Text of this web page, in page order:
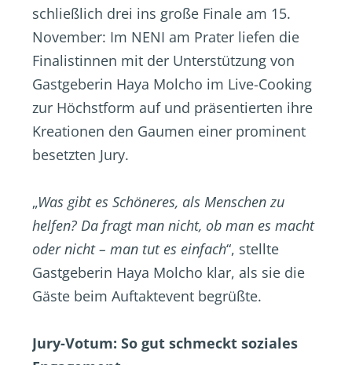
schließlich drei ins große Finale am 15.
November: Im NENI am Prater liefen die
Finalistinnen mit der Unterstützung von
Gastgeberin Haya Molcho im Live-Cooking
zur Höchstform auf und präsentierten ihre
Kreationen den Gaumen einer prominent
besetzten Jury.
„Was gibt es Schöneres, als Menschen zu
helfen? Da fragt man nicht, ob man es macht
oder nicht – man tut es einfach“, stellte
Gastgeberin Haya Molcho klar, als sie die
Gäste beim Auftaktevent begrüßte.
Jury-Votum: So gut schmeckt soziales